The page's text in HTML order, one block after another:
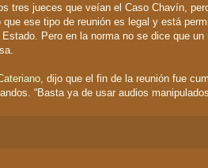
tres jueces que veían el Caso Chavín,
ese tipo de reunión es legal y está
Pero en la norma no se dice que un
, dijo que el fin de la reunión fue
“Basta ya de usar audios